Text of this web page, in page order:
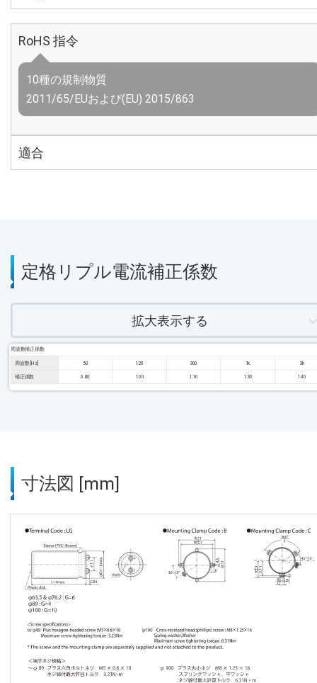
RoHS 指令
10種の規制物質
2011/65/EUおよび(EU) 2015/863
適合
定格リプル電流補正係数
拡大表示する
周波数補正係数
周波数 [Hz] 50 120 300 1k 3k
補正係数 0.80 1.00 1.10 1.30 1.40
寸法図 [mm]